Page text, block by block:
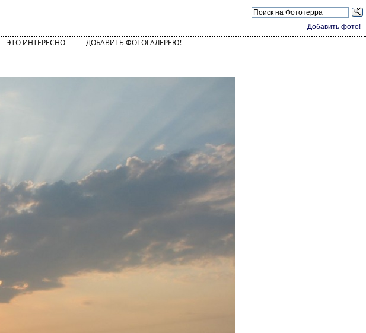
Добавить фото!
ЭТО ИНТЕРЕСНО ДОБАВИТЬ ФОТОГАЛЕРЕЮ!